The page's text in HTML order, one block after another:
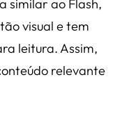
similar ao Flash,
visual e tem
leitura. Assim,
relevante